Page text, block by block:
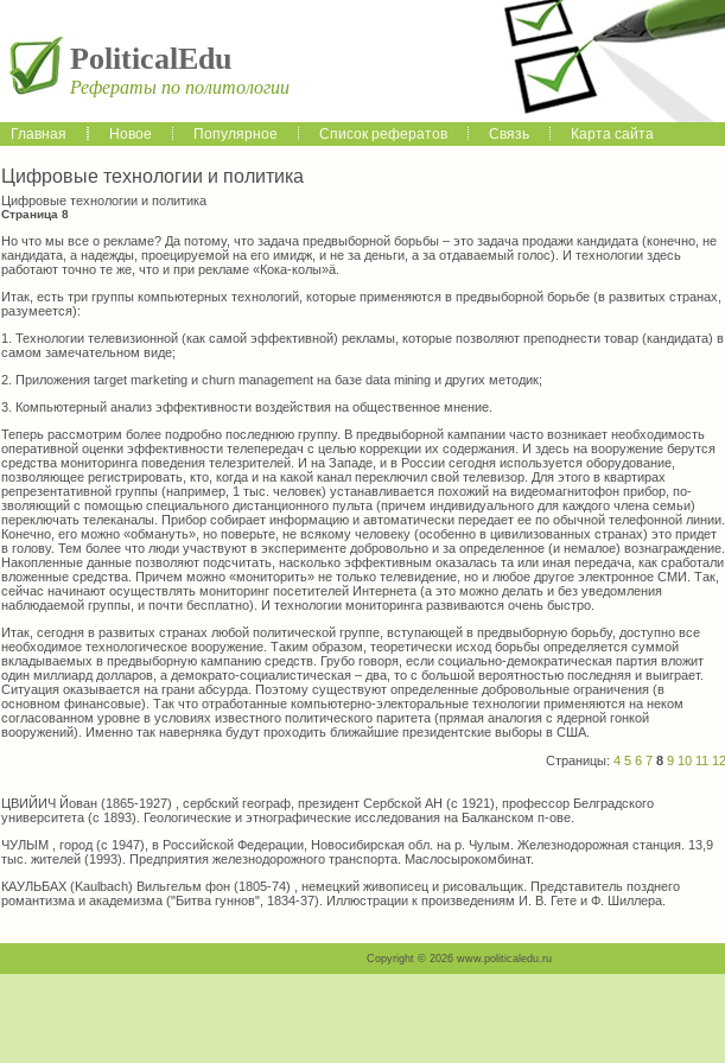
PoliticalEdu
Рефераты по политологии
Главная Новое Популярное Список рефератов Связь Карта сайта
Цифровые технологии и политика
Цифровые технологии и политика
Страница 8
Но что мы все о рекламе? Да потому, что задача предвыборной борьбы – это зада­ча продажи кандидата (конечно, не
кан­дидата, а надежды, проецируемой на его имидж, и не за деньги, а за отдаваемый голос). И технологии здесь
работают точно те же, что и при рекламе «Кока-колы»ä.
Итак, есть три группы компьютерных технологий, которые применяются в пред­выборной борьбе (в развитых странах,
разумеется):
1. Технологии телевизионной (как самой эффективной) рекламы, которые позво­ляют преподнести товар (кандидата) в
са­мом замечательном виде;
2. Приложения target marketing и churn management на базе data mining и других методик;
3. Компьютерный анализ эффективности воздействия на общественное мнение.
Теперь рассмотрим более подробно последнюю группу. В предвыборной кампа­нии часто возникает необходимость
оперативной оценки эффективности телепередач с целью коррекции их содержания. И здесь на вооружение берутся
средства мониторинга поведения телезрителей. И на Западе, и в России сегодня используется оборудование,
позволяющее регистрировать, кто, когда и на какой канал переключил свой телевизор. Для этого в квартирах
репрезентативной группы (например, 1 тыс. человек) устанавливается похожий на видеомагнитофон прибор, по­
зволяющий с помощью специального дистанционного пульта (причем индивидуаль­ного для каждого члена семьи)
переключать телеканалы. Прибор собирает информацию и автоматически передает ее по обычной теле­фонной линии.
Конечно, его можно «обма­нуть», но поверьте, не всякому человеку (осо­бенно в цивилизованных странах) это придет
в голову. Тем более что люди участвуют в эксперименте добровольно и за определен­ное (и немалое) вознаграждение.
Накоплен­ные данные позволяют подсчитать, насколь­ко эффективным оказалась та или иная пере­дача, как сработали
вложенные средства. Причем можно «мониторить» не только те­левидение, но и любое другое электронное СМИ. Так,
сейчас начинают осуществлять мониторинг посетителей Интернета (а это можно делать и без уведомления
наблюдае­мой группы, и почти бесплатно). И техноло­гии мониторинга развиваются очень быстро.
Итак, сегодня в развитых странах любой политической группе, вступающей в пред­выборную борьбу, доступно все
необходи­мое технологическое вооружение. Таким образом, теоретически исход борьбы опре­деляется суммой
вкладываемых в предвы­борную кампанию средств. Грубо говоря, если социально-демократическая партия вложит
один миллиард долларов, а демократо-социалистическая – два, то с боль­шой вероятностью последняя и выиграет.
Ситуация оказывается на грани абсурда. Поэтому существуют определенные доб­ровольные ограничения (в
основном фи­нансовые). Так что отработанные компьютерно-электоральные технологии приме­няются на неком
согласованном уровне в условиях известного политического пари­тета (прямая аналогия с ядерной гонкой
вооружений). Именно так наверняка будут проходить ближайшие президентские выборы в США.
Страницы: 4 5 6 7 8 9 10 11 12
ЦВИЙИЧ Йован (1865-1927) , сербский географ, президент Сербской АН (с 1921), профессор Белградского
университета (с 1893). Геологические и этнографические исследования на Балканском п-ове.
ЧУЛЫМ , город (с 1947), в Российской Федерации, Новосибирская обл. на р. Чулым. Железнодорожная станция. 13,9
тыс. жителей (1993). Предприятия железнодорожного транспорта. Маслосырокомбинат.
КАУЛЬБАХ (Kaulbach) Вильгельм фон (1805-74) , немецкий живописец и рисовальщик. Представитель позднего
романтизма и академизма ("Битва гуннов", 1834-37). Иллюстрации к произведениям И. В. Гете и Ф. Шиллера.
Copyright © 2026 www.politicaledu.ru